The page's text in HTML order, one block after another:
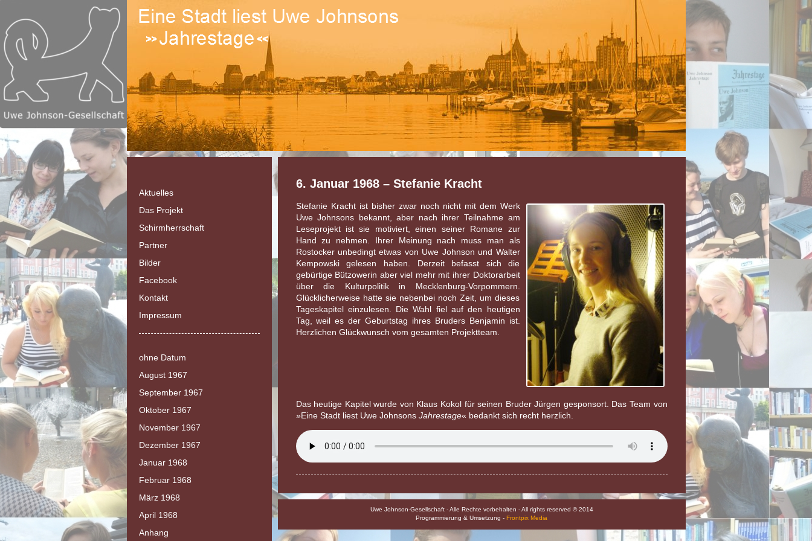
6. Januar 1968 – Stefanie Kracht
Stefanie Kracht ist bisher zwar noch nicht mit dem Werk
Uwe Johnsons bekannt, aber nach ihrer Teilnahme am
Leseprojekt ist sie motiviert, einen seiner Romane zur
Hand zu nehmen. Ihrer Meinung nach muss man als
Rostocker unbedingt etwas von Uwe Johnson und Walter
Kempowski gelesen haben. Derzeit befasst sich die
gebürtige Bützowerin aber viel mehr mit ihrer Doktorarbeit
über die Kulturpolitik in Mecklenburg-Vorpommern.
Glücklicherweise hatte sie nebenbei noch Zeit, um dieses
Tageskapitel einzulesen. Die Wahl fiel auf den heutigen
Tag, weil es der Geburtstag ihres Bruders Benjamin ist.
Herzlichen Glückwunsch vom gesamten Projektteam.
Das heutige Kapitel wurde von Klaus Kokol für seinen Bruder Jürgen gesponsort. Das Team von
»Eine Stadt liest Uwe Johnsons Jahrestage« bedankt sich recht herzlich.
Aktuelles
Das Projekt
Schirmherrschaft
Partner
Bilder
Facebook
Kontakt
Impressum
ohne Datum
August 1967
September 1967
Oktober 1967
November 1967
Dezember 1967
Januar 1968
Februar 1968
März 1968
April 1968
Anhang
Uwe Johnson-Gesellschaft - Alle Rechte vorbehalten - All rights reserved © 2014
Programmierung & Umsetzung - Frontpix Media